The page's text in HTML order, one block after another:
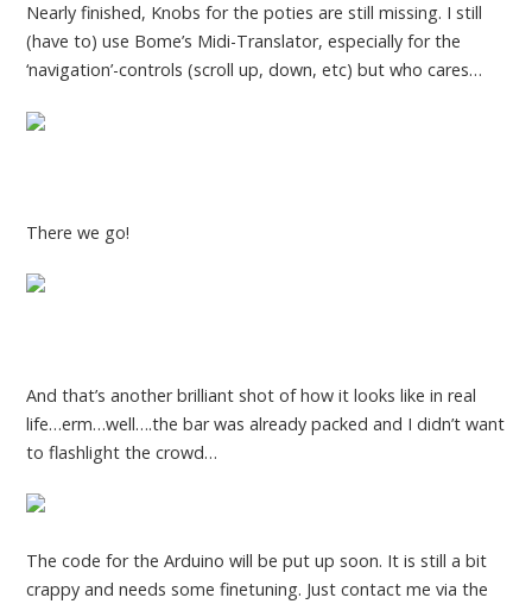
Nearly finished, Knobs for the poties are still missing. I still
(have to) use Bome’s Midi-Translator, especially for the
‘navigation’-controls (scroll up, down, etc) but who cares…
There we go!
And that’s another brilliant shot of how it looks like in real
life…erm…well….the bar was already packed and I didn’t want
to flashlight the crowd…
The code for the Arduino will be put up soon. It is still a bit
crappy and needs some finetuning. Just contact me via the